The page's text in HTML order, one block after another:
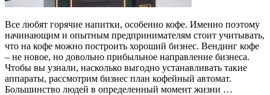
Все любят горячие напитки, особенно кофе. Именно поэтому
начинающим и опытным предпринимателям стоит учитывать,
что на кофе можно построить хороший бизнес. Вендинг кофе
– не новое, но довольно прибыльное направление бизнеса.
Чтобы вы узнали, насколько выгодно устанавливать такие
аппараты, рассмотрим бизнес план кофейный автомат.
Большинство людей в определенный момент жизни …